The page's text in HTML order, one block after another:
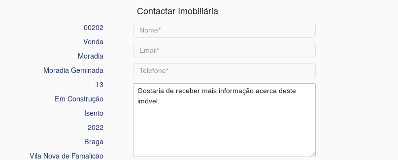
00202
Venda
Moradia
Moradia Geminada
T3
Em Construção
Isento
2022
Braga
Vila Nova de Famalicão
Contactar Imobiliária